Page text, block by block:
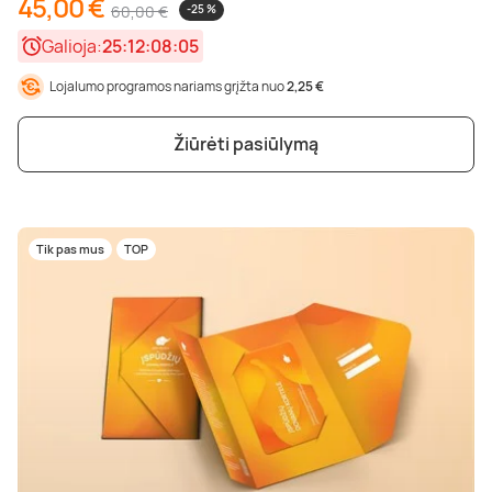
Poilsis dvaruose ir pilyse
Masažų kompleksai
Kitos vandens pramogos
45,00 € 60,00 € -25 %
Galioja:25:12:08:04
Lojalumo programos nariams grįžta nuo2,25 €
Žiūrėti pasiūlymą
Tik pas mus TOP